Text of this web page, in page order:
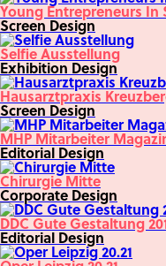
Young Entrepreneurs In
Screen Design
Selfie Ausstellung
Exhibition Design
Hausarztpraxis
Screen Design
MHP Mitarbeiter
Editorial Design
Chirurgie Mitte
Corporate Design
DDC Gute Gestaltung
Editorial Design